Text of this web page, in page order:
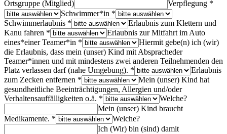
Ortsgruppe (Mitglied)
Verpflegung *
Schwimmer*in *
Schwimmerlaubnis *
Erlaubnis zum Klettern und
Kanu fahren *
Erlaubnis zur Mitfahrt im Auto
eines*einer Teamer*in *
Hiermit gebe(n) ich (wir)
die Erlaubnis, dass mein (unser) Kind mit Abspracheder
Teamer*innen und mit mindestens zwei anderen Teilnehmenden den
Platz verlassen darf (nahe Umgebung). *
Erlaubnis
zum Zecken entfernen *
Mein (unser) Kind hat
gesundheitliche Beeinträchtigungen, Allergien und/oder
Verhaltensauffälligkeiten o.ä. *
Welche?
Mein (unser) Kind braucht
Medikamente. *
Welche?
Ich (Wir) bin (sind) damit